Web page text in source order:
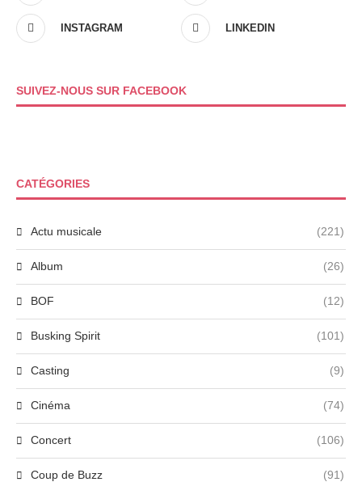
INSTAGRAM LINKEDIN
SUIVEZ-NOUS SUR FACEBOOK
CATÉGORIES
Actu musicale (221)
Album (26)
BOF (12)
Busking Spirit (101)
Casting (9)
Cinéma (74)
Concert (106)
Coup de Buzz (91)